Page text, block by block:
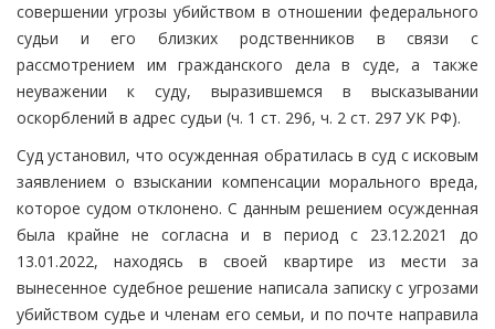
совершении угрозы убийством в отношении федерального
судьи и его близких родственников в связи с
рассмотрением им гражданского дела в суде, а также
неуважении к суду, выразившемся в высказывании
оскорблений в адрес судьи (ч. 1 ст. 296, ч. 2 ст. 297 УК РФ).
Суд установил, что осужденная обратилась в суд с исковым
заявлением о взыскании компенсации морального вреда,
которое судом отклонено. С данным решением осужденная
была крайне не согласна и в период с 23.12.2021 до
13.01.2022, находясь в своей квартире из мести за
вынесенное судебное решение написала записку с угрозами
убийством судье и членам его семьи, и по почте направила